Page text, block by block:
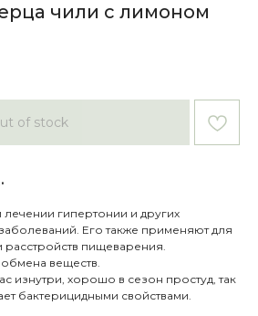
чили с лимоном
of stock
гипертонии и других
Его также применяют для
пищеварения.
веществ.
изнутри, хорошо в сезон простуд, так
бактерицидными свойствами.